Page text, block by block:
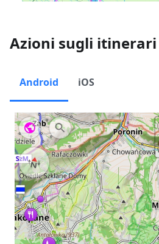
Azioni sugli itinerari
Android iOS